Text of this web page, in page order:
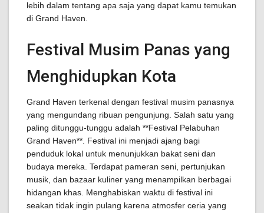
lebih dalam tentang apa saja yang dapat kamu temukan
di Grand Haven.
Festival Musim Panas yang
Menghidupkan Kota
Grand Haven terkenal dengan festival musim panasnya
yang mengundang ribuan pengunjung. Salah satu yang
paling ditunggu-tunggu adalah **Festival Pelabuhan
Grand Haven**. Festival ini menjadi ajang bagi
penduduk lokal untuk menunjukkan bakat seni dan
budaya mereka. Terdapat pameran seni, pertunjukan
musik, dan bazaar kuliner yang menampilkan berbagai
hidangan khas. Menghabiskan waktu di festival ini
seakan tidak ingin pulang karena atmosfer ceria yang